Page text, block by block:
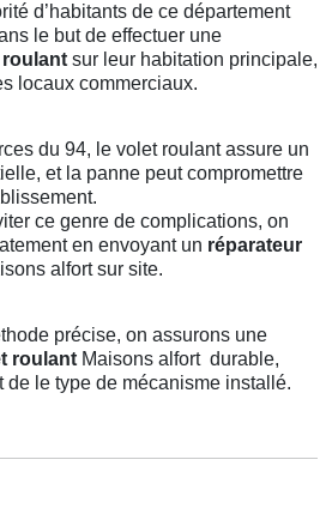
d’habitants de ce département
le but de effectuer une
sur leur habitation principale,
locaux commerciaux.
du 94, le volet roulant assure un
et la panne peut compromettre
ce genre de complications, on
en envoyant un réparateur
alfort sur site.
précise, on assurons une
roulantMaisons alfort durable,
de le type de mécanisme installé.